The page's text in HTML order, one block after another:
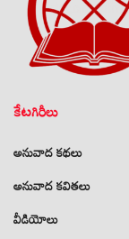
కేటగిరీలు
అనువాద కథలు
అనువాద కవితలు
వీడియోలు